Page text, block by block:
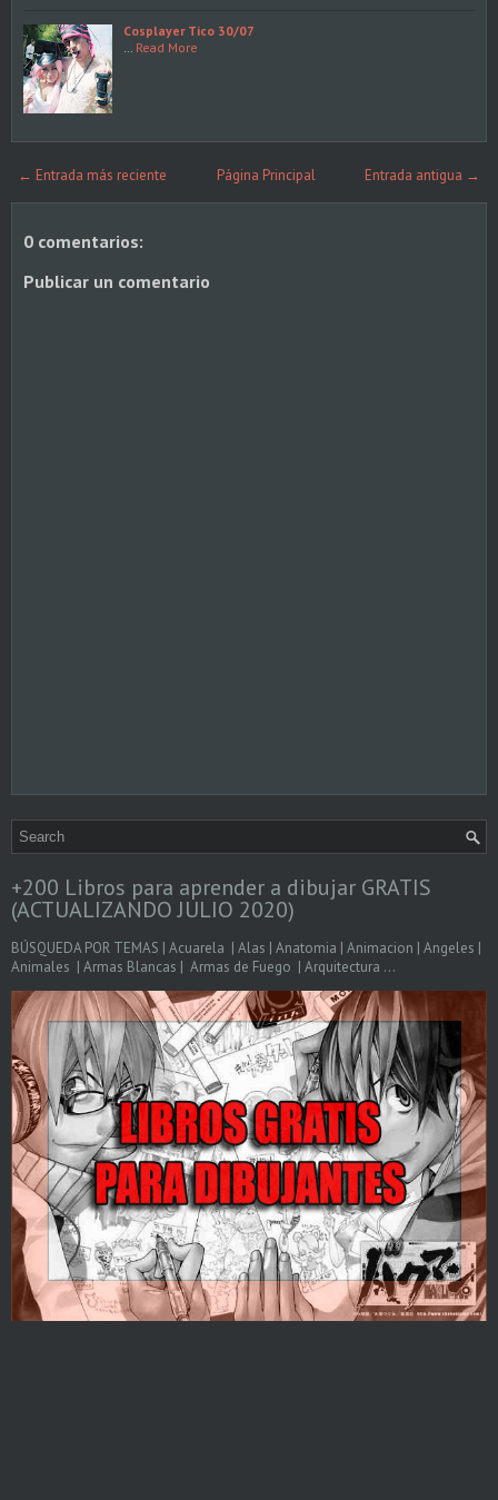
Cosplayer Tico 30/07
Read More
← Entrada más reciente Entrada antigua →
Página Principal
0 comentarios:
Publicar un comentario
+200 Libros para aprender a dibujar GRATIS
(ACTUALIZANDO JULIO 2020)
BÚSQUEDA POR TEMAS | Acuarela | Alas | Anatomia | Animacion | Angeles |
Animales | Armas Blancas | Armas de Fuego | Arquitectura ...